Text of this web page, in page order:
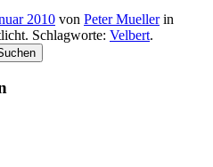
2010 von Peter Muellerin
Schlagworte: Velbert.